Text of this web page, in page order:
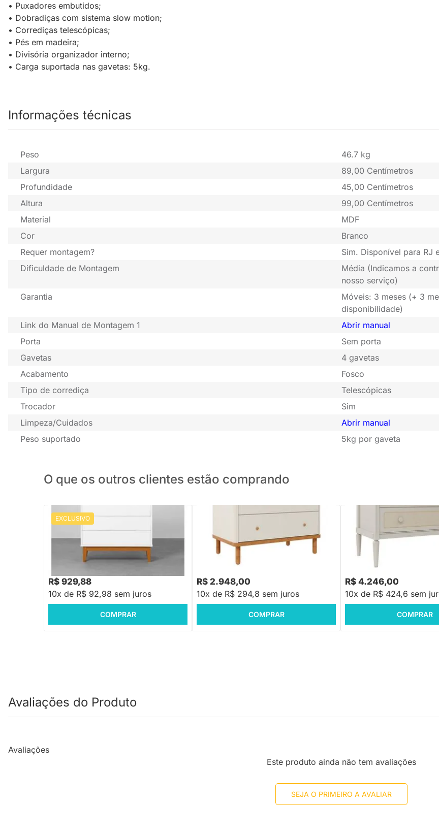
• Puxadores embutidos;
• Dobradiças com sistema slow motion;
• Corrediças telescópicas;
• Pés em madeira;
• Divisória organizador interno;
• Carga suportada nas gavetas: 5kg.
Informações técnicas
Peso
46.7 kg
Largura
89,00 Centímetros
Profundidade
45,00 Centímetros
Altura
99,00 Centímetros
Material
MDF
Cor
Branco
Requer montagem?
Sim. Disponível para RJ
Dificuldade de Montagem
Média (Indicamos a
nosso serviço)
Garantia
Móveis: 3 meses (+ 3
disponibilidade)
Link do Manual de Montagem 1
Abrir manual
Porta
Sem porta
Gavetas
4 gavetas
Acabamento
Fosco
Tipo de corrediça
Telescópicas
Trocador
Sim
Limpeza/Cuidados
Abrir manual
Peso suportado
5kg por gaveta
O que os outros clientes estão comprando
EXCLUSIVO PRONTA ENTREGA
Cômoda Elfe 4 Gavetas com Pés Square
Mel – Branco Fosco
R$ 929,88
10x de R$ 92,98 sem juros
COMPRAR
Cômoda Joy 3 Gavetas - Areia com Pés
em Madeira
R$ 2.948,00
10x de R$ 294,8 sem juros
COMPRAR
Cômoda Natu 3 Gavetas -
e Areia
R$ 4.246,00
10x de R$ 424,6 sem
COMPRAR
Avaliações do Produto
Avaliações
Este produto ainda não tem avaliações
SEJA O PRIMEIRO A AVALIAR